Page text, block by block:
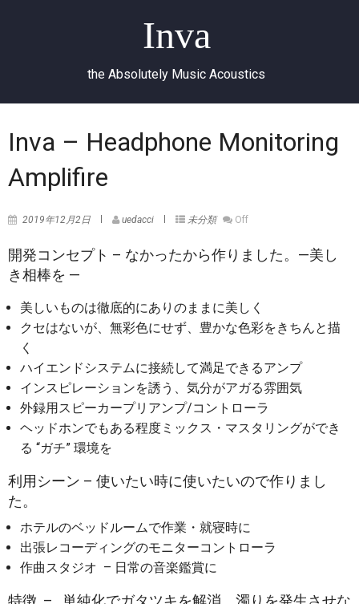
Inva
the Absolutely Music Acoustics
Inva – Headphone Monitoring
Amplifire
2019年12月2日 uedacci 未分類 Off
開発コンセプト – なかったから作りました。—美し
き相棒を —
美しいものは徹底的にありのままに美しく
クセはないが、無彩色にせず、豊かな色彩をきちんと描
く
ハイエンドシステムに接続して満足できるアンプ
インスピレーションを誘う、気分がアガる雰囲気
外録用スピーカープリアンプ/コントローラ
ヘッドホンでもある程度ミックス・マスタリングができ
る “ガチ” 環境を
利用シーン – 使いたい時に使いたいので作りまし
た。
ホテルのベッドルームで作業・就寝時に
出張レコーディングのモニターコントローラ
作曲スタジオ – 日常の音楽鑑賞に
特徴 – 単純化でガタツキを解消、濁りを発生させな